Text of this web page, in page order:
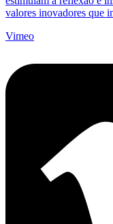
valores inovadores que
Vimeo